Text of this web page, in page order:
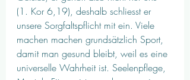
(1. Kor 6,19), deshalb schliesst er
unsere Sorgfaltspflicht mit ein. Viele
machen machen grundsätzlich Sport,
damit man gesund bleibt, weil es eine
universelle Wahrheit ist. Seelenpflege,